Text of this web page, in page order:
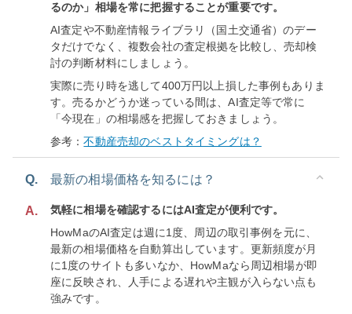
るのか」相場を常に把握することが重要です。
AI査定や不動産情報ライブラリ（国土交通省）のデー
タだけでなく、複数会社の査定根拠を比較し、売却検
討の判断材料にしましょう。
実際に売り時を逃して400万円以上損した事例もありま
す。売るかどうか迷っている間は、AI査定等で常に
「今現在」の相場感を把握しておきましょう。
参考：不動産売却のベストタイミングは？
Q. 最新の相場価格を知るには？
A.
気軽に相場を確認するにはAI査定が便利です。
HowMaのAI査定は週に1度、周辺の取引事例を元に、
最新の相場価格を自動算出しています。更新頻度が月
に1度のサイトも多いなか、HowMaなら周辺相場が即
座に反映され、人手による遅れや主観が入らない点も
強みです。